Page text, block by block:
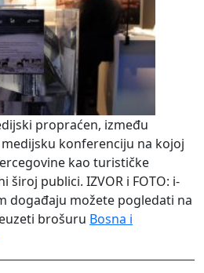
propraćen, između
konferenciju na kojoj
kao turističke
publici. IZVOR i FOTO: i-
događaju možete pogledati na
brošuru Bosna i